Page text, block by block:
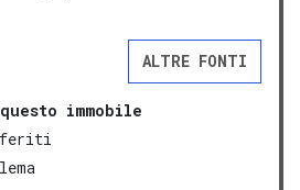
ALTRE FONTI
questo immobile